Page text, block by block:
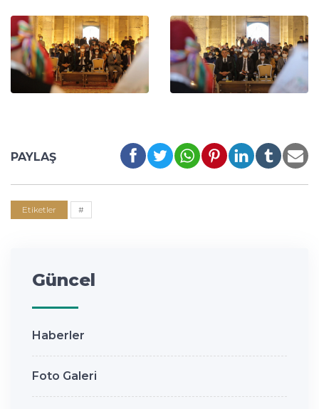
PAYLAŞ
Etiketler #
Güncel
Haberler
Foto Galeri